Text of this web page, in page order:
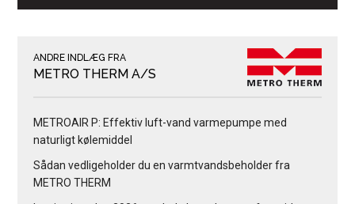
ANDRE INDLÆG FRA
METRO THERM A/S
METROAIR P: Effektiv luft-vand varmepumpe med
naturligt kølemiddel
Sådan vedligeholder du en varmtvandsbeholder fra
METRO THERM